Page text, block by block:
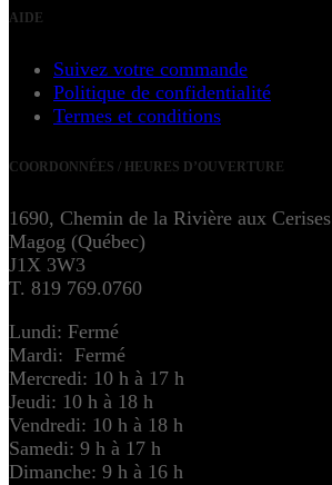
AIDE
Suivez votre commande
Politique de confidentialité
Termes et conditions
COORDONNÉES / HEURES D’OUVERTURE
1690, Chemin de la Rivière aux Cerises
Magog (Québec)
J1X 3W3
T. 819 769.0760
Lundi: Fermé
Mardi: Fermé
Mercredi: 10 h à 17 h
Jeudi: 10 h à 18 h
Vendredi: 10 h à 18 h
Samedi: 9 h à 17 h
Dimanche: 9 h à 16 h